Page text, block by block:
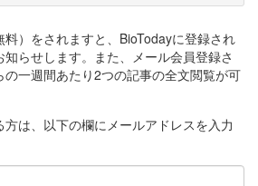
料）をされますと、BioTodayに登録され
らせします。また、メール会員登録さ
一週間あたり2つの記事の全文閲覧が可
は、以下の欄にメールアドレスを入力